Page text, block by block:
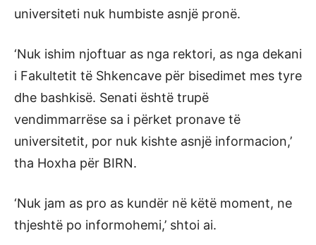
universiteti nuk humbiste asnjë pronë.
‘Nuk ishim njoftuar as nga rektori, as nga dekani
i Fakultetit të Shkencave për bisedimet mes tyre
dhe bashkisë. Senati është trupë
vendimmarrëse sa i përket pronave të
universitetit, por nuk kishte asnjë informacion,’
tha Hoxha për BIRN.
‘Nuk jam as pro as kundër në këtë moment, ne
thjeshtë po informohemi,’ shtoi ai.